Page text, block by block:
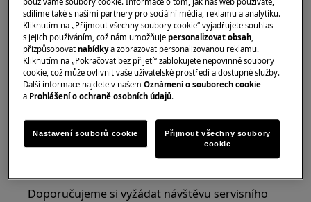
Chladnička
Chladnička s mrazničkou
Mraznička
Řešení:
1. Obraťte se na autorizované servisní
středisko
Na displeji bliká ""0"" nebo čtvereček, což
Doporučujeme si vyžádat návštěvu servisního
používáme soubory cookie. Informace o tom, jak náš web používáte,
sdílíme také s našimi partnery pro sociální média, reklamu a analytiku.
Kliknutím na „Přijmout všechny soubory cookie“ vyjadřujete souhlas
s jejich používáním, což nám umožňujepersonalizovat obsah,
přizpůsobovatnabídkya zobrazovat personalizovanou reklamu.
Kliknutím na „Pokračovat bez přijetí“ zablokujete nepovinné soubory
cookie, což může ovlivnit vaše uživatelské prostředí a dostupné služby.
Další informace najdete v našemOznámení o souborech cookie
a Prohlášení o ochraně osobních údajů.
Nastavení souborů cookie
Přijmout všechny soubory
cookie